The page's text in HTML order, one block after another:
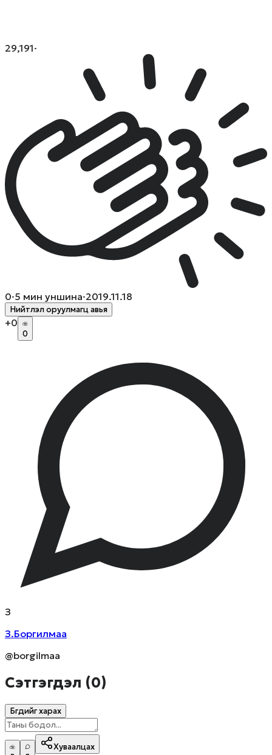
29,191·
0·5 мин уншина·2019.11.18
Нийтлэл оруулмагц авья
+0
0
З
З.Боргилмаа
@borgilmaa
Сэтгэгдэл (0)
Бүгдийг харах
Хуваалцах